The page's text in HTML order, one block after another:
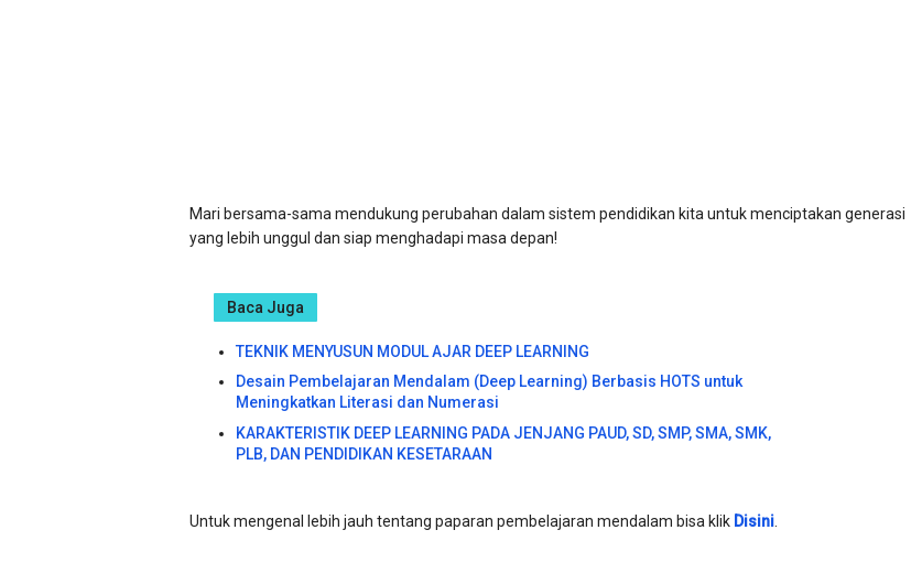
Mari bersama-sama mendukung perubahan dalam sistem pendidikan kita untuk menciptakan generasi
yang lebih unggul dan siap menghadapi masa depan!
Baca Juga
TEKNIK MENYUSUN MODUL AJAR DEEP LEARNING
Desain Pembelajaran Mendalam (Deep Learning) Berbasis HOTS untuk
Meningkatkan Literasi dan Numerasi
KARAKTERISTIK DEEP LEARNING PADA JENJANG PAUD, SD, SMP, SMA, SMK,
PLB, DAN PENDIDIKAN KESETARAAN
Untuk mengenal lebih jauh tentang paparan pembelajaran mendalam bisa klik Disini